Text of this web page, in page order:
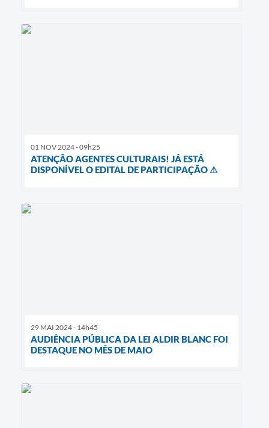
01 NOV 2024 - 09h25
ATENÇÃO AGENTES CULTURAIS! JÁ ESTÁ
DISPONÍVEL O EDITAL DE PARTICIPAÇÃO ⚠
29 MAI 2024 - 14h45
AUDIÊNCIA PÚBLICA DA LEI ALDIR BLANC FOI
DESTAQUE NO MÊS DE MAIO